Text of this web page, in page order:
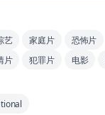
艺 家庭片 恐怖片
片 犯罪片 电影